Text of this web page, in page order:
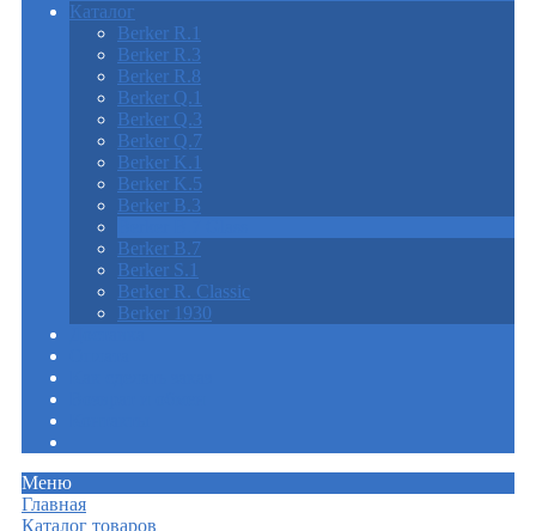
Каталог
Berker R.1
Berker R.3
Berker R.8
Berker Q.1
Berker Q.3
Berker Q.7
Berker K.1
Berker K.5
Berker B.3
Berker B.7
Berker S.1
Berker R. Classic
Berker 1930
Меню
Главная
Каталог товаров